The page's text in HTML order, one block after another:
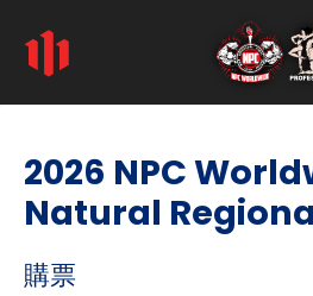
2026 NPC
Natural
購票